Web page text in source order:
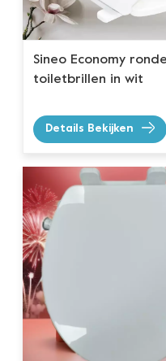
Sineo Economy ronde
toiletbrillen in wit
Details Bekijken